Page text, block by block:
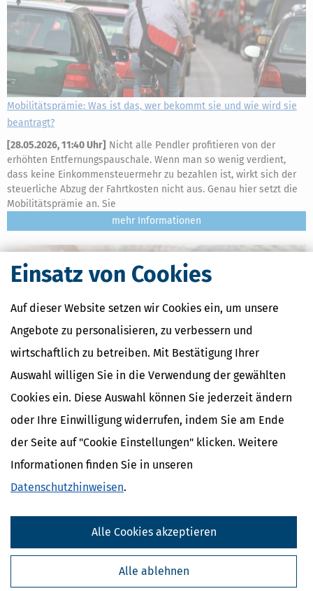
Einsatz von Cookies
Auf dieser Website setzen wir Cookies ein, um unsere
Angebote zu personalisieren, zu verbessern und
wirtschaftlich zu betreiben. Mit Bestätigung Ihrer
Auswahl willigen Sie in die Verwendung der gewählten
Cookies ein. Diese Auswahl können Sie jederzeit ändern
oder Ihre Einwilligung widerrufen, indem Sie am Ende
der Seite auf "Cookie Einstellungen" klicken. Weitere
Informationen finden Sie in unseren
Datenschutzhinweisen.
Alle ablehnen
Alle Cookies akzeptieren
Mobilitätsprämie: Was ist das, wer bekommt sie und wie wird sie
beantragt?
[28.05.2026, 11:40 Uhr] Nicht alle Pendler profitieren von der
erhöhten Entfernungspauschale. Wenn man so wenig verdient,
dass keine Einkommensteuermehr zu bezahlen ist, wirkt sich der
steuerliche Abzug der Fahrtkosten nicht aus. Genau hier setzt die
Mobilitätsprämie an. Sie
mehr
Deutschlandticket & Steuern: Was gilt für den Arbeitgeber-
Zuschuss?
19.01.2026, 06:30 Uhr]Mit dem Deutschlandticket (D-Ticket)
können bundesweit alle Verkehrsmittel des öffentlichen